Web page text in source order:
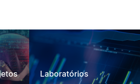
Laboratórios